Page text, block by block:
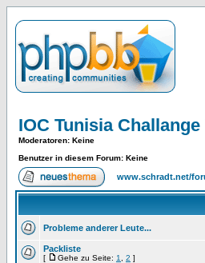
IOC Tunisia
Moderatoren: Keine
Benutzer in diesem Forum: Keine
www.schradt.net/
Probleme anderer Leute...
Packliste
[ Gehe zu Seite: 1 2 ]